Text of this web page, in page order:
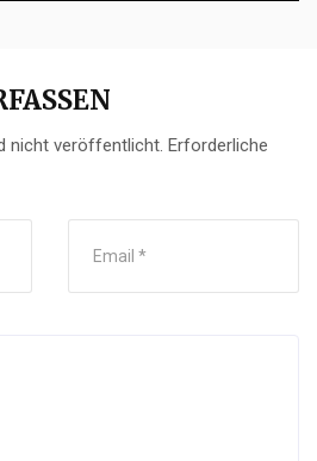
nicht veröffentlicht. Erforderliche